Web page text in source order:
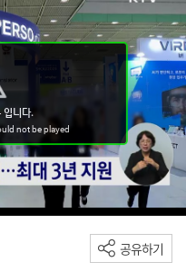
공유하기